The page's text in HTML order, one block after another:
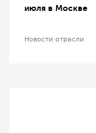
июля в Москве
Новости отрасли